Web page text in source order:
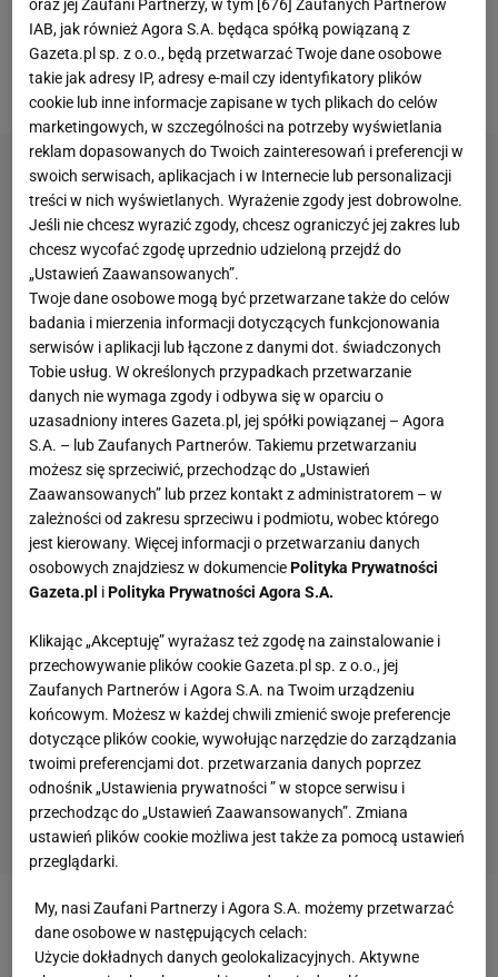
drugim Polakiem w top 10 tego zestawienia.
Pierwszym był klasyfikowany na miejscu 10.
Wojciech Fibak.
Niestety 24-letni Hurkacz nieudanie kończy świetny
sezon. WturniejuATP Finalsw Turynie przegrał
oraz jej Zaufani Partnerzy, w tym [676] Zaufanych Partnerów
IAB, jak również Agora S.A. będąca spółką powiązaną z
Gazeta.pl sp. z o.o., będą przetwarzać Twoje dane osobowe
takie jak adresy IP, adresy e-mail czy identyfikatory plików
cookie lub inne informacje zapisane w tych plikach do celów
marketingowych, w szczególności na potrzeby wyświetlania
reklam dopasowanych do Twoich zainteresowań i preferencji w
swoich serwisach, aplikacjach i w Internecie lub personalizacji
treści w nich wyświetlanych. Wyrażenie zgody jest dobrowolne.
Jeśli nie chcesz wyrazić zgody, chcesz ograniczyć jej zakres lub
chcesz wycofać zgodę uprzednio udzieloną przejdź do
„Ustawień Zaawansowanych”.
Twoje dane osobowe mogą być przetwarzane także do celów
badania i mierzenia informacji dotyczących funkcjonowania
serwisów i aplikacji lub łączone z danymi dot. świadczonych
Tobie usług. W określonych przypadkach przetwarzanie
danych nie wymaga zgody i odbywa się w oparciu o
uzasadniony interes Gazeta.pl, jej spółki powiązanej – Agora
S.A. – lub Zaufanych Partnerów. Takiemu przetwarzaniu
możesz się sprzeciwić, przechodząc do „Ustawień
Zaawansowanych” lub przez kontakt z administratorem – w
zależności od zakresu sprzeciwu i podmiotu, wobec którego
jest kierowany. Więcej informacji o przetwarzaniu danych
osobowych znajdziesz w dokumenciePolityka Prywatności
Gazeta.pl iPolityka Prywatności Agora S.A.
Klikając „Akceptuję” wyrażasz też zgodę na zainstalowanie i
przechowywanie plików cookie Gazeta.pl sp. z o.o., jej
Zaufanych Partnerów i Agora S.A. na Twoim urządzeniu
końcowym. Możesz w każdej chwili zmienić swoje preferencje
dotyczące plików cookie, wywołując narzędzie do zarządzania
twoimi preferencjami dot. przetwarzania danych poprzez
odnośnik „Ustawienia prywatności ” w stopce serwisu i
przechodząc do „Ustawień Zaawansowanych”. Zmiana
ustawień plików cookie możliwa jest także za pomocą ustawień
przeglądarki.
My, nasi Zaufani Partnerzy i Agora S.A. możemy przetwarzać
dane osobowe w następujących celach:
Użycie dokładnych danych geolokalizacyjnych. Aktywne